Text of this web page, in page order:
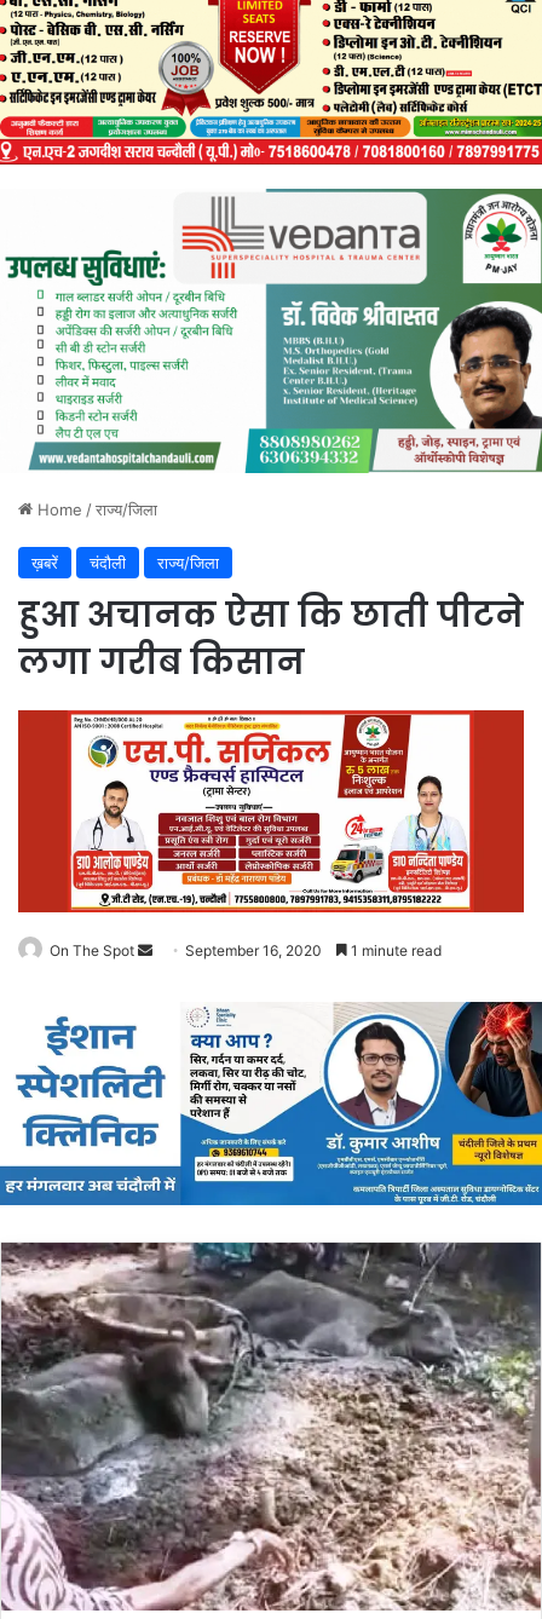
Home /राज्य/जिला
ख़बरें चंदौली राज्य/जिला
हुआ अचानक ऐसा कि छाती पीटने
लगा गरीब किसान
On The Spot
Send September 16, 2020 1 minute read